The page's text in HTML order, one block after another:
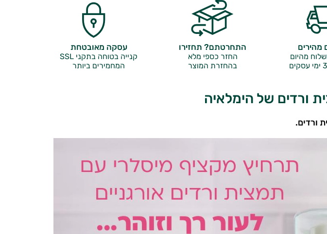
מהירים
מהיום
התחרטתם? תחזירו
החזר כספי מלא
בהחזרת המוצר
עסקה מאובטחת
קנייה בטוחה בתקני SSL
המחמירים ביותר
ורדים של הימלאיה
ורדים.